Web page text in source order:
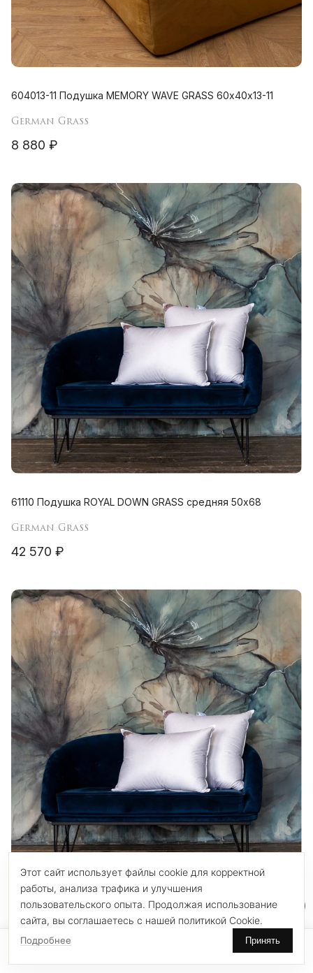
604013-11 Подушка MEMORY WAVE GRASS 60х40х13-11
German Grass
8 880 ₽
61110 Подушка ROYAL DOWN GRASS средняя 50х68
German Grass
42 570 ₽
61111 Подушка ROYAL DOWN GRASS мягкая 50х68
German Grass
Этот сайт использует файлы cookie для корректной
работы, анализа трафика и улучшения
пользовательского опыта. Продолжая использование
сайта, вы соглашаетесь с нашей политикой Cookie.
Подробнее Принять